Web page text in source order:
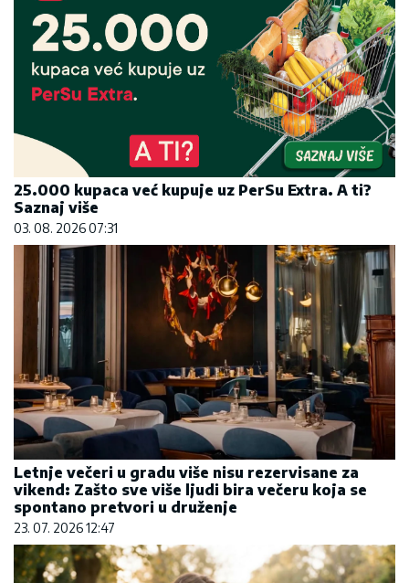
25.000 kupaca već kupuje uz PerSu Extra. A ti?
Saznaj više
03. 08. 2026 07:31
Letnje večeri u gradu više nisu rezervisane za
vikend: Zašto sve više ljudi bira večeru koja se
spontano pretvori u druženje
23. 07. 2026 12:47